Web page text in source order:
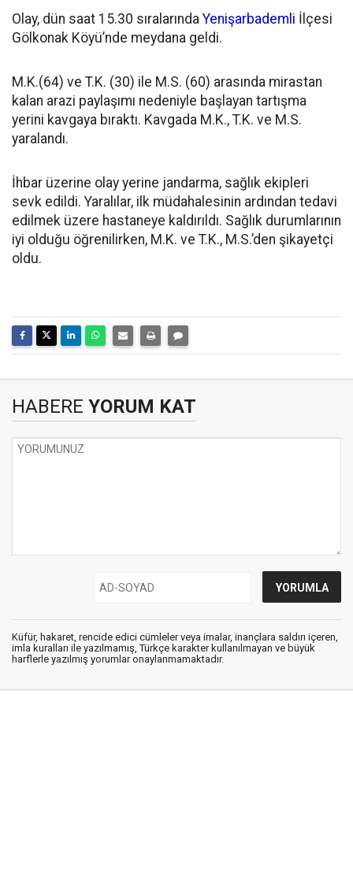
Olay, dün saat 15.30 sıralarındaYenişarbademli İlçesi
Gölkonak Köyü’nde meydana geldi.
M.K.(64) ve T.K. (30) ile M.S. (60) arasında mirastan
kalan arazi paylaşımı nedeniyle başlayan tartışma
yerini kavgaya bıraktı. Kavgada M.K., T.K. ve M.S.
yaralandı.
İhbar üzerine olay yerine jandarma, sağlık ekipleri
sevk edildi. Yaralılar, ilk müdahalesinin ardından tedavi
edilmek üzere hastaneye kaldırıldı. Sağlık durumlarının
iyi olduğu öğrenilirken, M.K. ve T.K., M.S.’den şikayetçi
oldu.
HABERE YORUM KAT
Küfür, hakaret, rencide edici cümleler veya imalar, inançlara saldırı içeren,
imla kuralları ile yazılmamış, Türkçe karakter kullanılmayan ve büyük
harflerle yazılmış yorumlar onaylanmamaktadır.